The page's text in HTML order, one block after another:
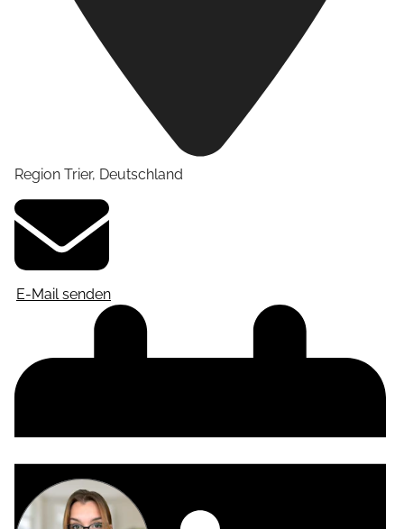
Region Trier, Deutschland
E-Mail senden